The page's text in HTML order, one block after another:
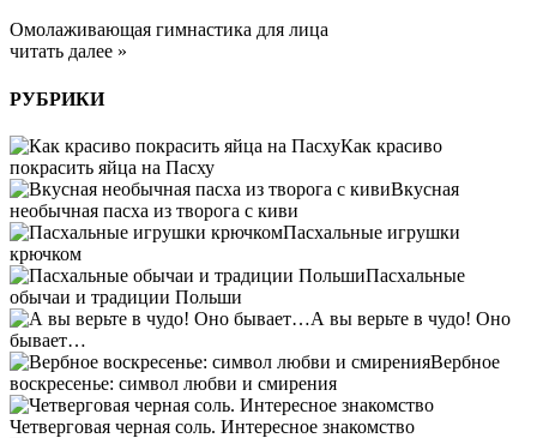
Омолаживающая гимнастика для лица
читать далее »
РУБРИКИ
Как красиво
покрасить яйца на Пасху
Вкусная
необычная пасха из творога с киви
Пасхальные игрушки
крючком
Пасхальные
обычаи и традиции Польши
А вы верьте в чудо! Оно
бывает…
Вербное
воскресенье: символ любви и смирения
Четверговая черная соль. Интересное знакомство